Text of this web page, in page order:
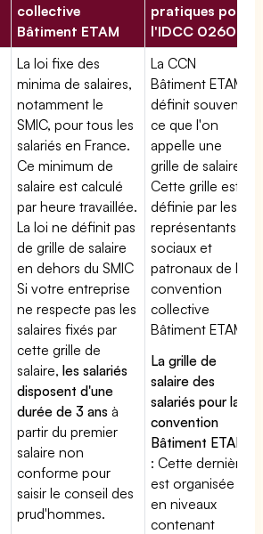
collective
Bâtiment ETAM
pratiques pour
l'IDCC 02609
La loi fixe des
minima de salaires,
notamment le
SMIC, pour tous les
salariés en France.
Ce minimum de
salaire est calculé
par heure travaillée.
La loi ne définit pas
de grille de salaire
en dehors du SMIC
Si votre entreprise
ne respecte pas les
salaires fixés par
cette grille de
salaire,les salariés
disposent d'une
durée de 3 ans à
partir du premier
salaire non
conforme pour
saisir le conseil des
prud'hommes.
La CCN
Bâtiment ETAM
définit souvent
ce que l'on
appelle une
grille de salaires.
Cette grille est
définie par les
représentants
sociaux et
patronaux de la
convention
collective
Bâtiment ETAM
La grille de
salaire des
salariés pour la
convention
Bâtiment ETAM
: Cette dernière
est organisée
en niveaux
contenant